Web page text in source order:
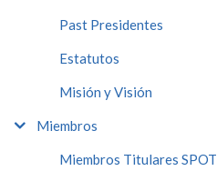
Past Presidentes
Estatutos
Misión y Visión
Miembros
Miembros Titulares SPOT